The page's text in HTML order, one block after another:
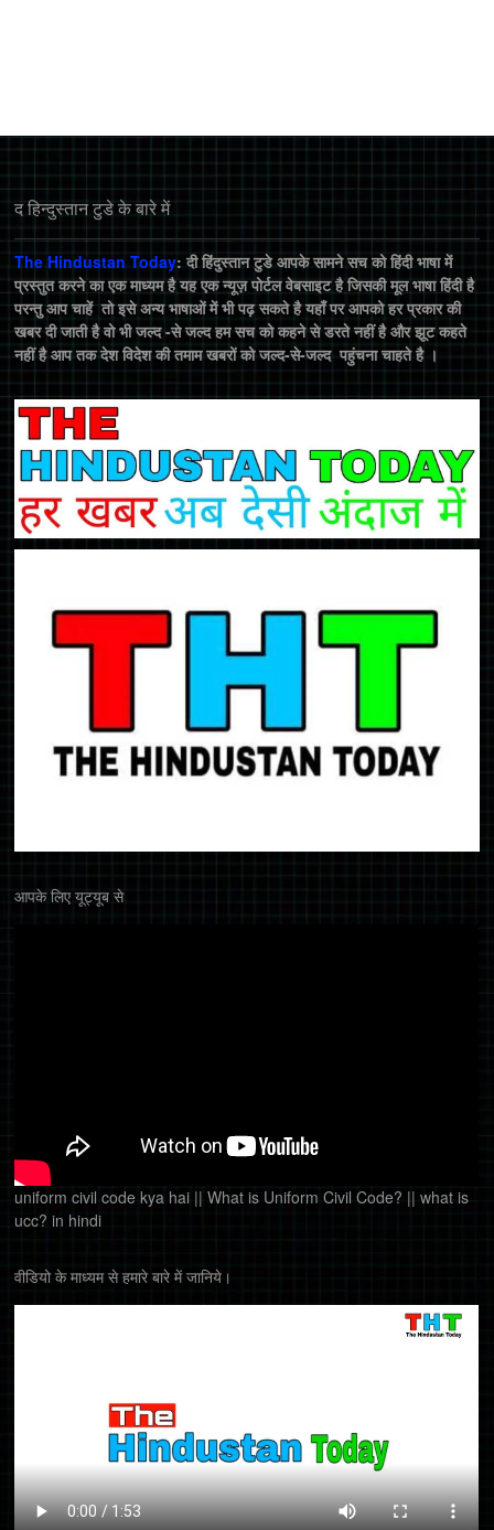
द हिन्‍दुस्‍तान टुडे के बारे में
The Hindustan Today: दी हिंदुस्तान टुडे आपके सामने सच को हिंदी भाषा में
प्रस्तुत करने का एक माध्यम है यह एक न्यूज़ पोर्टल वेबसाइट है जिसकी मूल भाषा हिंदी है
परन्तु आप चाहें तो इसे अन्य भाषाओं में भी पढ़ सकते है यहाँ पर आपको हर प्रकार की
खबर दी जाती है वो भी जल्द -से जल्द हम सच को कहने से डरते नहीं है और झूट कहते
नहीं है आप तक देश विदेश की तमाम खबरों को जल्द-से-जल्द पहुंचना चाहते है ।
आपके लिए यूट्यूब से
uniform civil code kya hai || What is Uniform Civil Code? || what is
ucc? in hindi
वीडियो के माध्यम से हमारे बारे में जानिये।